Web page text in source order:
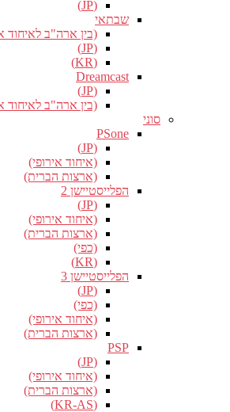
(JP)
שבתאי
(בין ארה"ב לאיחוד
(JP)
(KR)
Dreamcast
(JP)
(בין ארה"ב לאיחוד
סוני
PSone
(JP)
(איחוד אירופי)
(ארצות הברית)
הפלייסטיישן 2
(JP)
(איחוד אירופי)
(ארצות הברית)
(כפי)
(KR)
הפלייסטיישן 3
(JP)
(כפי)
(איחוד אירופי)
(ארצות הברית)
PSP
(JP)
(איחוד אירופי)
(ארצות הברית)
(KR-AS)